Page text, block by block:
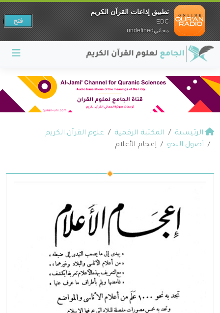
الرئيسية المكتبة الرقمية
علوم القرآن الكريم
أصول النحو
إعجام الأعلام
تطبيق إذاعات القرآن الكريم
EDC
مجانيundefined
فتح